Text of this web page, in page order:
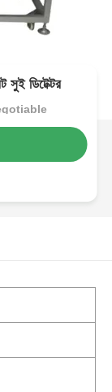
সুই ডিটেক্টর